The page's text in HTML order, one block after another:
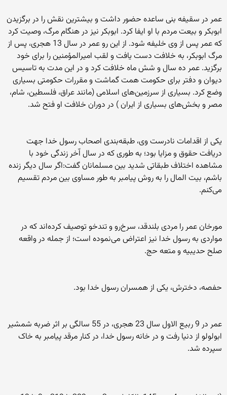
عمر در سقیفه بنی ساعده حضور داشت و بیشترین نقش را در برگزیدن
ابوبکر و بیعت مردم با او ایفا کرد. ابوبکر نیز در هنگام مرگ، وصیت کرد
که عمر پس از وی خلیفه شود. از این رو عمر در سال 13 هجری، پس از
مرگ ابوبکر، به خلافت دست یافت و لقب امیرالمؤمنین را برای خود
برگزید. عمر ده سال و شش ماه خلافت کرد و در این مدت به تاسیس
دیوان و دفتر برای حکومت همت گماشت و مقررات حکومتی بسیاری
وضع کرد. بسیاری از سرزمین‌های اسلامی (مانند عراق، فلسطین، شام،
مصر و بخش‌های بسیاری از ایران ) در دوران خلافت او فتح شد.
یکی از اقدامات نادرست وی، طبقه‌‌بندی اصحاب رسول خدا جهت
دریافت حقوق و مزایا بود؛ به طوری که در سال اّخر زندگی خود با
مشاهده اختلاف طبقاتی شدید بین مسلمانان گفت:اگر سال دیگر زنده
باشم، بیت المال را به روش پیامبر به طور مساوی بین مردم تقسیم
می‌کنم.
مورخان عمر را مردی بلندقد، سرخ‌رو و تندخو توصیف کرده‌اند که در
مواردی به رسول خدا نیز اعتراض می‌نموده است؛ از جمله در واقعه
صلح حدیبیه و متعه حج.
حفصه، دخترش، یکی از همسران رسول خدا بود.
عمر در 9 ربیع الاول سال 23 هجری، در 55 سالگی بر اثر ضربه شمشیر
ابولولو از دنیا رفت و در خانه رسول خدا، در کنار مرقد پیامبر به خاک
سپرده شد.